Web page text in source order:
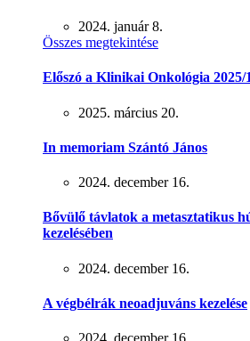
2024. január 8.
Összes megtekintése
Előszó a Klinikai Onkológia 2025/
2025. március 20.
In memoriam Szántó János
2024. december 16.
Bővülő távlatok a metasztatikus
kezelésében
2024. december 16.
A végbélrák neoadjuváns kezelése